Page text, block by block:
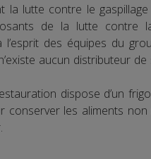
la lutte contre le gaspillage
de la lutte contre
l’esprit des équipes du
aucun distributeur
dispose d’un
conserver les aliments non